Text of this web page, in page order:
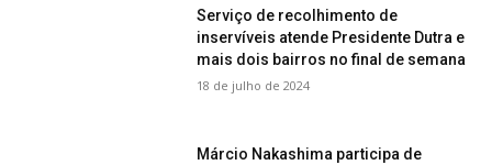
Serviço de recolhimento de
inservíveis atende Presidente Dutra e
mais dois bairros no final de semana
18 de julho de 2024
Márcio Nakashima participa de